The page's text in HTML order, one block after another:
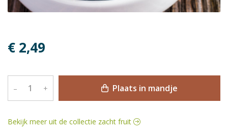
€ 2,49
– + Plaats in mandje
Bekijk meer uit de collectie zacht fruit